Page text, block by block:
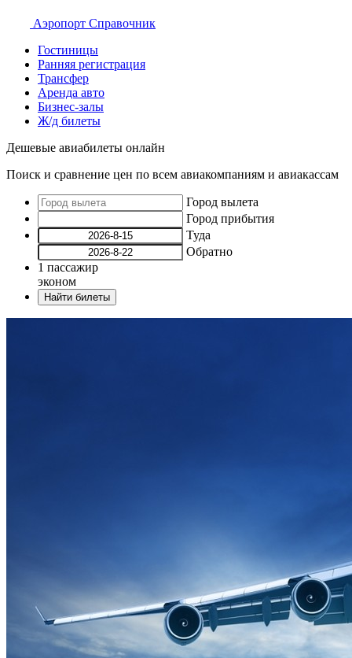
Аэропорт Справочник
Гостиницы
Ранняя регистрация
Трансфер
Аренда авто
Бизнес-залы
Ж/д билеты
Дешевые авиабилеты онлайн
Поиск и сравнение цен по всем авиакомпаниям и авиакассам
Город вылета
Город прибытия
Туда
Обратно
1 пассажир
эконом
Найти билеты